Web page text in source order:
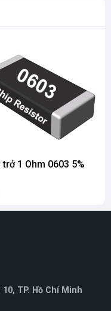
1 Ohm 0603 5%
TP. Hồ Chí Minh